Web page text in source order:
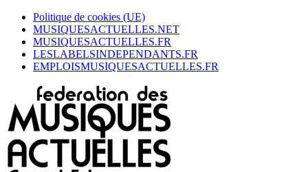
Politique de cookies (UE)
MUSIQUESACTUELLES.NET
MUSIQUESACTUELLES.FR
LESLABELSINDEPENDANTS.FR
EMPLOISMUSIQUESACTUELLES.FR